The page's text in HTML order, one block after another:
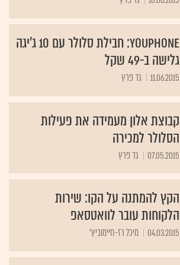
YouPhone: חבילת סלולר עם 10 ג'יגה
גלישה ב-49 שקל
11.06.2015 גד פרץ
קבוצת אלון מעמידה את פעילות
הסלולר למכירה
07.05.2015 גד פרץ
הקץ להמתנה על הקו: שירות
הלקוחות עובר לוואטסאפ
04.03.2015 מיכל רז-חיימוביץ'